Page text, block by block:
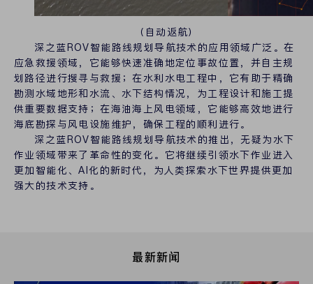
（自动返航）
深之蓝ROV智能路线规划导航技术的应用领域广泛。在
应急救援领域，它能够快速准确地定位事故位置，并自主规
划路径进行搜寻与救援；在水利水电工程中，它有助于精确
勘测水域地形和水流、水下结构情况，为工程设计和施工提
供重要数据支持；在海油海上风电领域，它能够高效地进行
海底勘探与风电设施维护，确保工程的顺利进行。
深之蓝ROV智能路线规划导航技术的推出，无疑为水下
作业领域带来了革命性的变化。它将继续引领水下作业进入
更加智能化、AI化的新时代，为人类探索水下世界提供更加
强大的技术支持。
最新新闻